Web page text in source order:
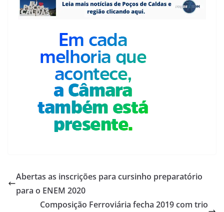
Abertas as inscrições para cursinho preparatório
para o ENEM 2020
Composição Ferroviária fecha 2019 com trio